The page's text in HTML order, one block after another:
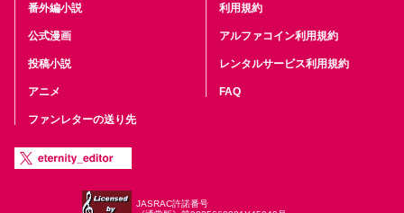
番外編小説
公式漫画
投稿小説
アニメ
ファンレターの送り先
利用規約
アルファコイン利用規約
レンタルサービス利用規約
FAQ
JASRAC許諾番号